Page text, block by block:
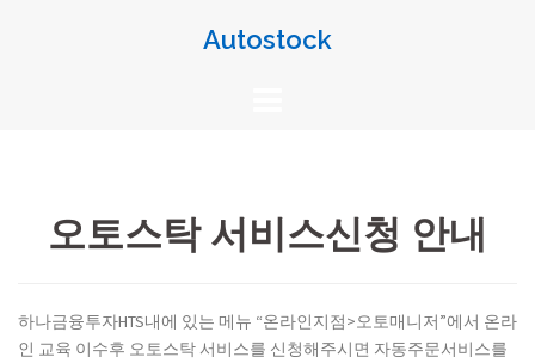
Autostock
오토스탁 서비스신청 안내
하나금융투자HTS내에 있는 메뉴 “온라인지점>오토매니저”에서 온라
인 교육 이수후 오토스탁 서비스를 신청해주시면 자동주문서비스를